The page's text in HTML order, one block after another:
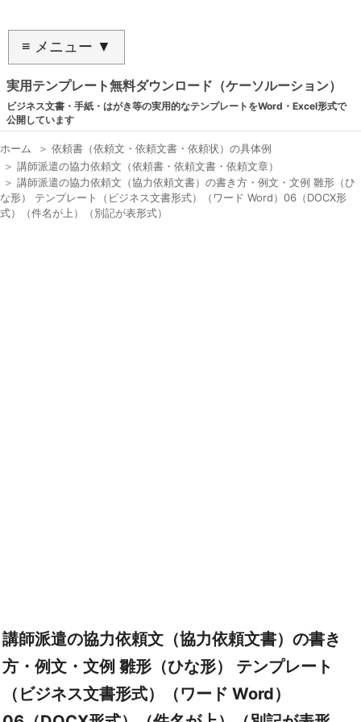
≡ メニュー ▼
実用テンプレート無料ダウンロード（ケーソルーション）
ビジネス文書・手紙・はがき等の実用的なテンプレートをWord・Excel形式で
公開しています
ホーム ＞ 依頼書（依頼文・依頼文書・依頼状）の具体例
＞ 講師派遣の協力依頼文（依頼書・依頼文書・依頼文章）
＞ 講師派遣の協力依頼文（協力依頼文書）の書き方・例文・文例 雛形（ひ
な形） テンプレート（ビジネス文書形式）（ワード Word）06（DOCX形
式）（件名が上）（別記が表形式）
講師派遣の協力依頼文（協力依頼文書）の書き
方・例文・文例 雛形（ひな形） テンプレート
（ビジネス文書形式）（ワード Word）